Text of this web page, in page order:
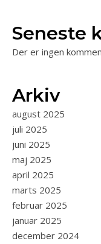
Seneste
Der er ingen
Arkiv
august 2025
juli 2025
juni 2025
maj 2025
april 2025
marts 2025
februar 2025
januar 2025
december 2024